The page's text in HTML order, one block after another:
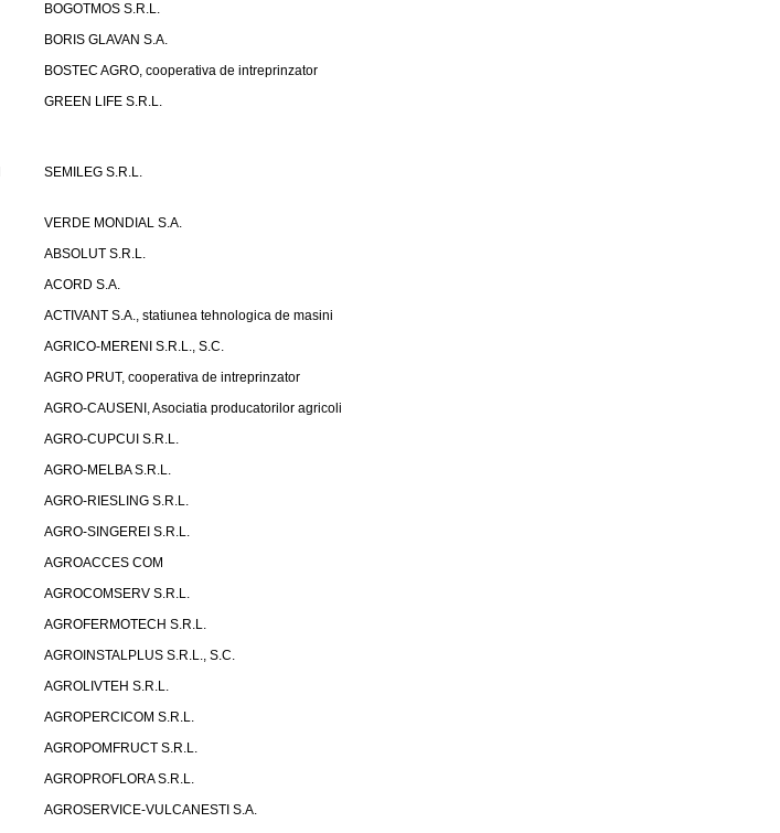
BOGOTMOS S.R.L.
BORIS GLAVAN S.A.
BOSTEC AGRO, cooperativa de intreprinzator
GREEN LIFE S.R.L.
SEMILEG S.R.L.
VERDE MONDIAL S.A.
ABSOLUT S.R.L.
ACORD S.A.
ACTIVANT S.A., statiunea tehnologica de masini
AGRICO-MERENI S.R.L., S.C.
AGRO PRUT, cooperativa de intreprinzator
AGRO-CAUSENI, Asociatia producatorilor agricoli
AGRO-CUPCUI S.R.L.
AGRO-MELBA S.R.L.
AGRO-RIESLING S.R.L.
AGRO-SINGEREI S.R.L.
AGROACCES COM
AGROCOMSERV S.R.L.
AGROFERMOTECH S.R.L.
AGROINSTALPLUS S.R.L., S.C.
AGROLIVTEH S.R.L.
AGROPERCICOM S.R.L.
AGROPOMFRUCT S.R.L.
AGROPROFLORA S.R.L.
AGROSERVICE-VULCANESTI S.A.